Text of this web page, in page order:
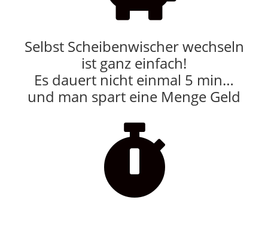
Selbst Scheibenwischer wechseln
ist ganz einfach!
Es dauert nicht einmal 5 min…
und man spart eine Menge Geld
